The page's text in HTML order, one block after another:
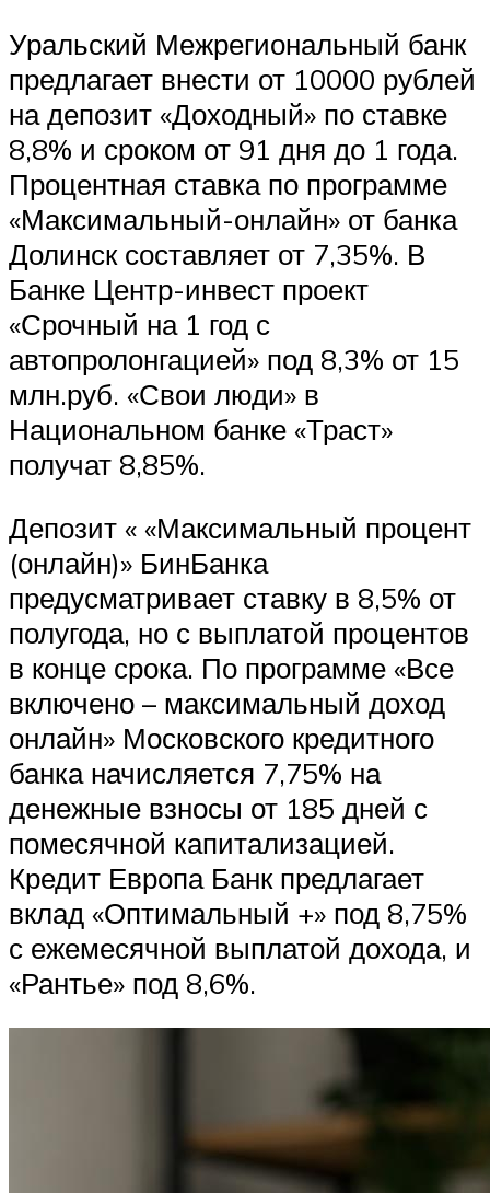
Уральский Межрегиональный банк
предлагает внести от 10000 рублей
на депозит «Доходный» по ставке
8,8% и сроком от 91 дня до 1 года.
Процентная ставка по программе
«Максимальный-онлайн» от банка
Долинск составляет от 7,35%. В
Банке Центр-инвест проект
«Срочный на 1 год с
автопролонгацией» под 8,3% от 15
млн.руб. «Свои люди» в
Национальном банке «Траст»
получат 8,85%.
Депозит « «Максимальный процент
(онлайн)» БинБанка
предусматривает ставку в 8,5% от
полугода, но с выплатой процентов
в конце срока. По программе «Все
включено – максимальный доход
онлайн» Московского кредитного
банка начисляется 7,75% на
денежные взносы от 185 дней с
помесячной капитализацией.
Кредит Европа Банк предлагает
вклад «Оптимальный +» под 8,75%
с ежемесячной выплатой дохода, и
«Рантье» под 8,6%.